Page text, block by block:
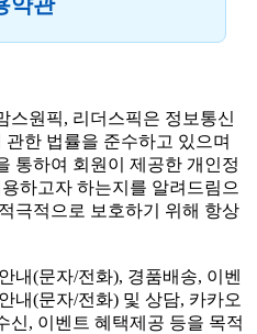
스원픽, 리더스픽은 정보통신
한 법률을 준수하고 있으며
통하여 회원이 제공한 개인정
하고자 하는지를 알려드림으
극적으로 보호하기 위해 항상
내(문자/전화), 경품배송, 이벤
내(문자/전화) 및 상담, 카카오
신, 이벤트 혜택제공 등을 목적